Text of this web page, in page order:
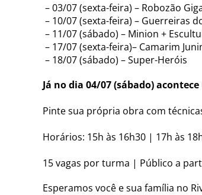
– 03/07 (sexta-feira) – Robozão
– 10/07 (sexta-feira) – Guerreiras
– 11/07 (sábado) – Minion +
– 17/07 (sexta-feira)– Camarim
– 18/07 (sábado) – Super-Heróis
Já no dia 04/07 (sábado)
Pinte sua própria obra com
Horários: 15h às 16h30 | 17h às
15 vagas por turma | Público a
Esperamos você e sua família no